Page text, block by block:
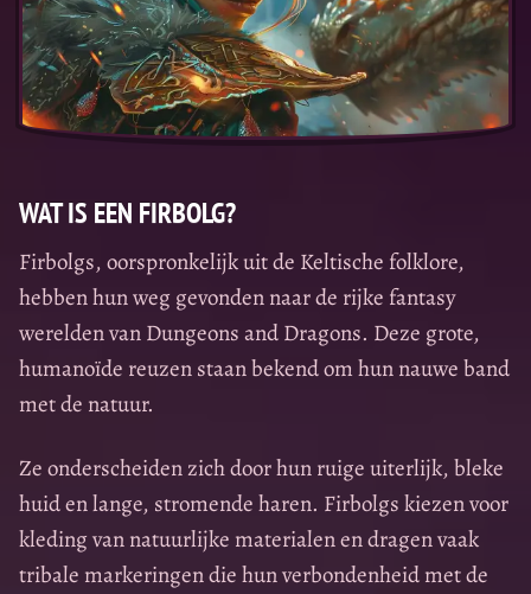
WAT IS EEN FIRBOLG?
Firbolgs, oorspronkelijk uit de Keltische folklore,
hebben hun weg gevonden naar de rijke fantasy
werelden van Dungeons and Dragons. Deze grote,
humanoïde reuzen staan bekend om hun nauwe band
met de natuur.
Ze onderscheiden zich door hun ruige uiterlijk, bleke
huid en lange, stromende haren. Firbolgs kiezen voor
kleding van natuurlijke materialen en dragen vaak
tribale markeringen die hun verbondenheid met de